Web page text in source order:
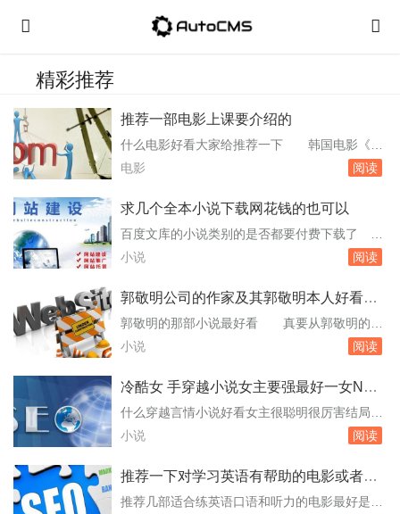
精彩推荐
推荐一部电影上课要介绍的
什么电影好看大家给推荐一下 韩国电影《假
如爱有天意》堪称经典的作品，它的导演兼编剧
容。这部电影当年人气很高，而且里。真的是一
再看一遍，因为我太久没有被感动了～～～假如
爱有。。。天意？？要去相信吗？11、但是。孩
电影 阅读
求几个全本小说下载网花钱的也可以
百度文库的小说类别的是否都要付费下载了
不一定都要收费的。有些小说是vip文所以可能要
手机下载个什么软件便可以下载小说看了 手
QQ浏览器是腾讯公司推出的一款浏览器，它不
仅提供快速、稳定的网络浏览体验，还集成了小
小说 阅读
郭敬明公司的作家及其郭敬明本人好看的
小说有哪些
郭敬明的那部小说最好看 真要从郭敬明的小
说里挑最好看的，真的很难说。其实主要还是要
砌出来的哀伤与空寂的，就是去看【幻城】；如
望，个人觉得【悲伤逆流成河】不错诶；至于
【夏至未至】与【梦里花落知多少】，个。郭敬
小说 阅读
冷酷女 手穿越小说女主要强最好一女N男
还要多才多艺结局要好
什么穿越言情小说好看女主很聪明很厉害结局好
不纠结的最好带 以下是一些符合您要求的穿
本小说讲述了现代女 手穿越到古代，成为丞相府
代世界中闯出一片天地，最终成为一代传奇。小
小说 阅读
推荐一下对学习英语有帮助的电影或者电
视剧
推荐几部适合练英语口语和听力的电影最好是比